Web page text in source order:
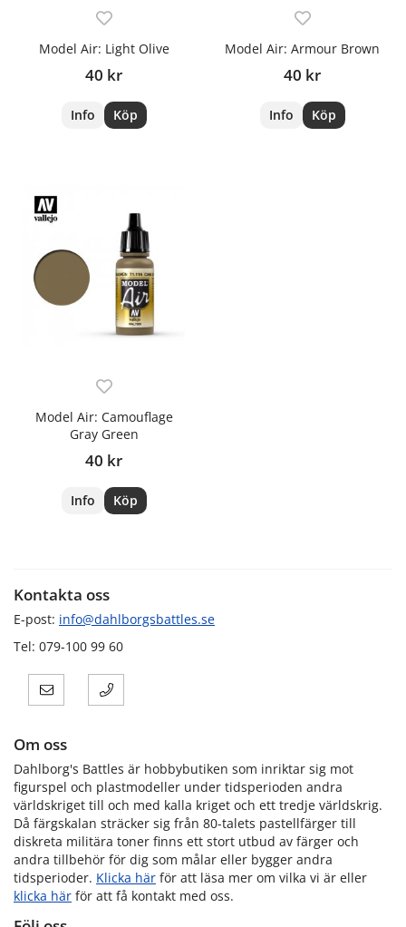
Model Air: Light Olive
40 kr
Info Köp
Model Air: Armour Brown
40 kr
Info Köp
Model Air: Camouflage
Gray Green
40 kr
Info Köp
Kontakta oss
E-post: info@dahlborgsbattles.se
Tel: 079-100 99 60
Om oss
Dahlborg's Battles är hobbybutiken som inriktar sig mot
figurspel och plastmodeller under tidsperioden andra
världskriget till och med kalla kriget och ett tredje världskrig.
Då färgskalan sträcker sig från 80-talets pastellfärger till
diskreta militära toner finns ett stort utbud av färger och
andra tillbehör för dig som målar eller bygger andra
tidsperioder. Klicka här för att läsa mer om vilka vi är eller
klicka här för att få kontakt med oss.